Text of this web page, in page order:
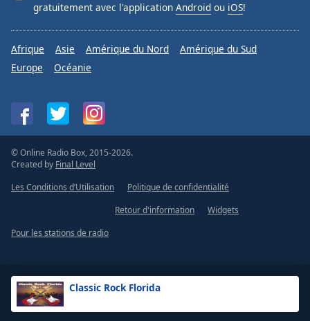
Classic Rock Florida
gratuitement avec l'application Android ou iOS!
Afrique Asie Amérique du Nord
Amérique du Sud
Europe
Océanie
© Online Radio Box, 2015-2026.
Created by Final Level
Les Conditions d’Utilisation
Politique de confidentialité
Retour d'information
Widgets
Pour les stations de radio